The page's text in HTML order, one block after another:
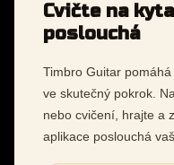
Cvičte na
poslouchá
Timbro Guitar
ve skutečný pokrok.
nebo cvičení, hrajte a
aplikace poslouchá